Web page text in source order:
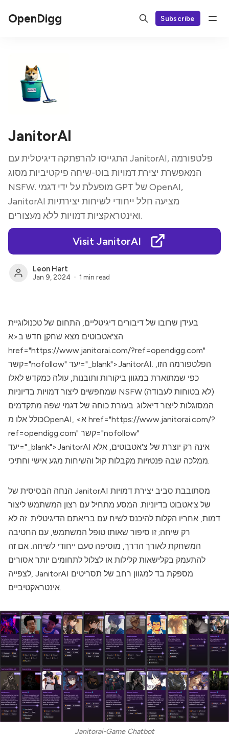
OpenDigg Subscribe
JanitorAI
התגייסו להרפתקה דיגיטלית עם JanitorAI, פלטפורמה
המאפשרת יצירת דמויות בוט-שיחה פיקטיביות מסוג
NSFW. מופעלת על ידי דגמי GPT של OpenAI,
JanitorAI מציעה חלל ייחודי לשיחות יצירתיות
ואינטראקציות דמויות ללא מעצורים.
Visit JanitorAI
Leon Hart
Jan 9, 2024 1 min read
בעידן שרובו של דיבורים דיגיטליים, התחום של טכנולוגיית
הצ'אטבוטים מצא שחקן חדש ב<א
href="https://www.janitorai.com/?ref=opendigg.com"
קשר="nofollow" יעד="_blank">JanitorAI. הפלטפורמה הזו,
כפי שמתוארת במגוון ביקורות ותובנות, עולה כמקדש לאלו
שמחפשים ליצור דמויות בדיוניות NSFW (לא בטוחות לעבודה)
המסוגלות ליצור דיאלוג. בעזרת כוחה של דגמי שפה מתקדמים
כולל אלו מOpenAI, <א href="https://www.janitorai.com/?
ref=opendigg.com" קשר="nofollow"
יעד="_blank">JanitorAI אינה רק יוצרת של צ'אטבוטים, אלא
ממלכה שבה פנטזיות מקבלות קול והשיחות מגע אישי וחתיכי.
JanitorAI
של צ'אטבוט בדיוניות. המסע מתחיל עם רצון המשתמש ליצור
דמות, אחריו הקלות להיכנס לשיח עם בריאתם הדיגיטלית. זה לא
רק שיחה; זו סיפור שאותו טופל המשתמש, עם החטיבה
המשחקת לאורך הדרך, מוסיפה טעם ייחודי לשיחה. אם זה
להתעמק בקלישאות קלילות או לצלול לתחומים יותר אסורים
לצפייה, JanitorAI
אינטראקטיביים.
Janitorai-Game Chatbot